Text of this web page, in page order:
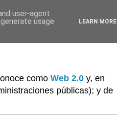
como Web 2.0 y, en
públicas); y de
user-agent
usage
LEARN MORE